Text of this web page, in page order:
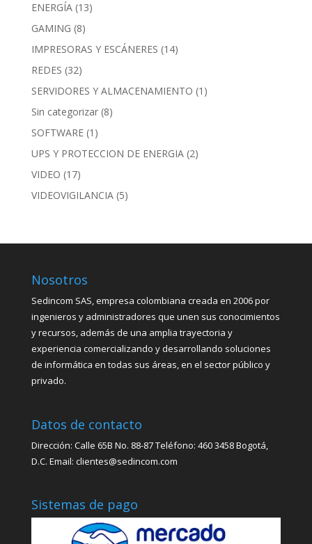
ENERGÍA (13)
GAMING (8)
IMPRESORAS Y ESCÁNERES (14)
REDES (32)
SERVIDORES Y ALMACENAMIENTO (1)
Sin categorizar (8)
SOFTWARE (1)
UPS Y PROTECCION DE ENERGIA (2)
VIDEO (17)
VIDEOVIGILANCIA (5)
Nosotros
Sedincom SAS, empresa colombiana creada en 2006 por
ingenieros y administradores que unen sus conocimientos
y recursos, además de una amplia trayectoria y
experiencia comercializando y desarrollando soluciones
de informática en todas sus áreas, en el sector público y
privado.
Datos de contacto
Dirección: Calle 65B No. 88-87 Teléfono: 460 3458 Bogotá,
D.C. Email: clientes@sedincom.com
Sistemas de pago